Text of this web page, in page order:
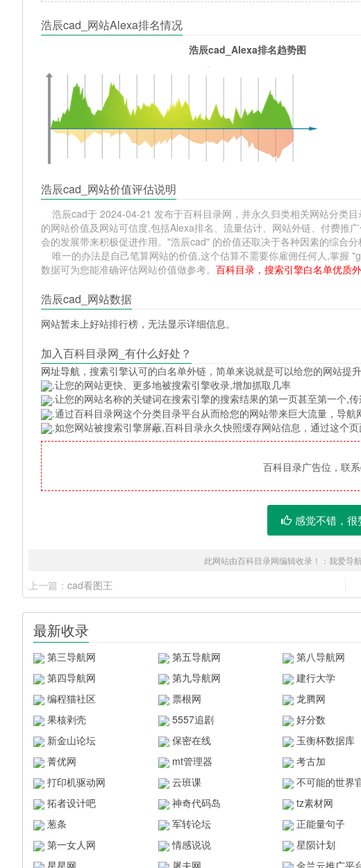
浩辰cad_网站Alexa排名情况
浩辰cad_Alexa排名趋势图
浩辰cad_网站价值评估说明
浩辰cad于 2024-04-21 发布于百科目录网，并永久归类相关网站分类
的网站价值及网站可信度,包括Alexa排名、流量估计、网站外链、付费推
会的发展带来积极促进作用。"浩辰cad" 的价值还取决于各种因素的综合
唯一的办法是自己笔算网站的价值,这个估算不需要你雇佣任何人,掌握
数据可为您能准确评估网站价值做参考。百科目录，搜索引擎白名单优质外
浩辰cad_网站数据
网站暂未上好站排行榜，无法显示详细信息。
加入百科目录网_有什么好处？
网址导航 ，搜素引擎认可的白名单外链，简单来说就是可以给您的网站提
.让您的网站更快、更多地被搜索引擎收录,增加抓取几率
.让您的网站名称的关键词在搜索引擎的搜索结果的第一页甚至第一个,
.通过百科目录网这个分类目录平台从而给您的网站带来巨大流量，导航
.如您网站被搜索引擎屏蔽,百科目录永久快照缓存网站信息，通过这个
百科目录广告位，联
感觉不错，很
此网站由百科目录网编辑收录！： 我爱导航
上一篇： cad看图王
最新收录
第三导航网 第五导航网 第八导航网
第四导航网
第九导航网 建行大学
编程猫社区
票根网 龙腾网
果核剥壳
5557追剧 好分数
新金山论坛
保密在线 玉衡杯数据库
菁优网
mt管理器 考古加
打印机驱动网
云班课 不可能的世界
拓者设计吧
神奇代码岛 tz素材网
葱条
军转论坛 正能量句子
第一女人网
情感说说 星陨计划